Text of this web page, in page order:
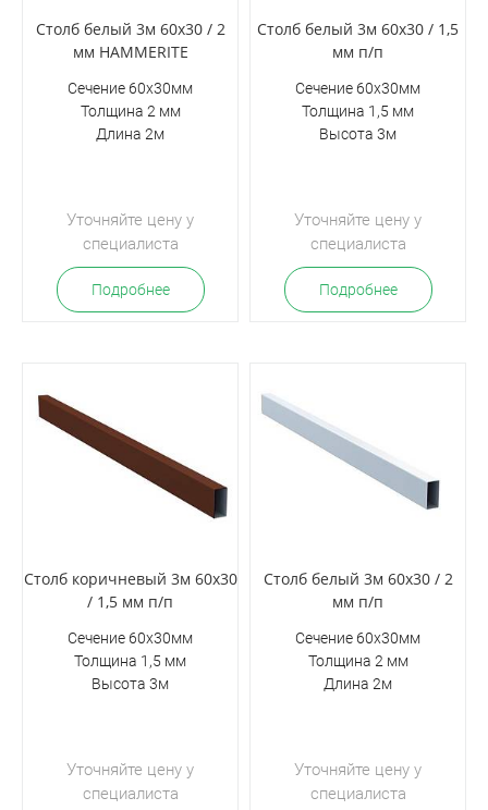
Столб белый 3м 60х30 / 2
мм HAMMERITE
Сечение 60х30мм
Толщина 2 мм
Длина 2м
Уточняйте цену у
специалиста
Подробнее
Столб белый 3м 60х30 / 1,5
мм п/п
Сечение 60х30мм
Толщина 1,5 мм
Высота 3м
Уточняйте цену у
специалиста
Подробнее
Столб коричневый 3м 60х30
/ 1,5 мм п/п
Сечение 60х30мм
Толщина 1,5 мм
Высота 3м
Уточняйте цену у
специалиста
Столб белый 3м 60х30 / 2
мм п/п
Сечение 60х30мм
Толщина 2 мм
Длина 2м
Уточняйте цену у
специалиста